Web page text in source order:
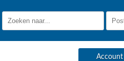
Account